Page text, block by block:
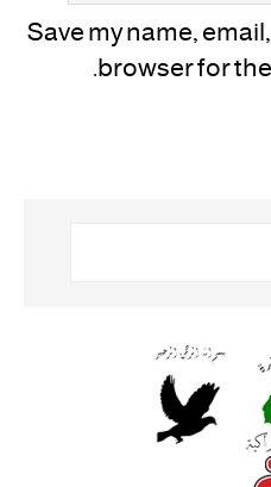
Save my name,
browser for